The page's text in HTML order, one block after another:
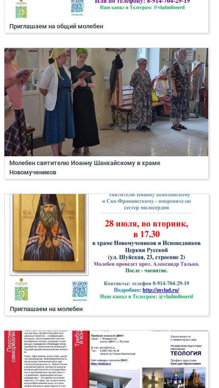
Приглашаем на общий молебен
Молебен святителю Иоанну Шанхайскому в храме
Новомучеников
Приглашаем на молебен